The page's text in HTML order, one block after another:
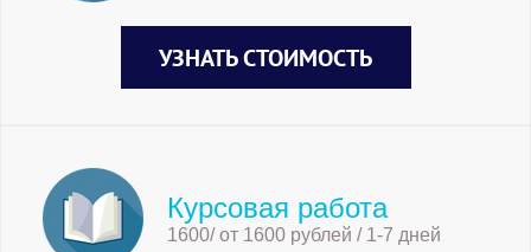
УЗНАТЬ СТОИМОСТЬ
Курсовая работа
1600/ от 1600 рублей / 1-7 дней